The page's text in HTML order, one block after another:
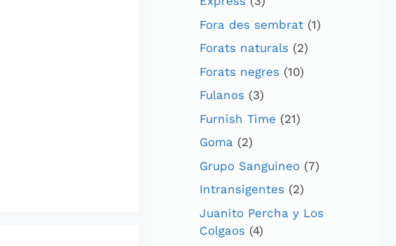
Fora des sembrat (1)
Forats naturals (2)
Forats negres (10)
Fulanos (3)
Furnish Time (21)
Goma (2)
Grupo Sanguineo (7)
Intransigentes (2)
Juanito Percha y Los
Colgaos (4)